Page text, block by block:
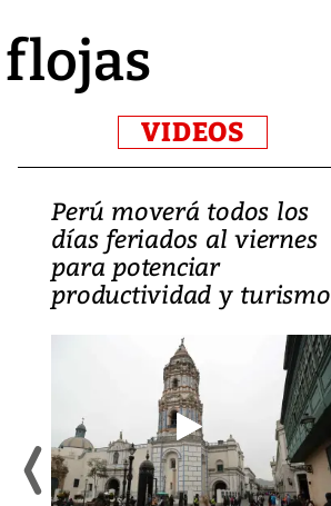
flojas
VIDEOS
Perú moverá todos los
días feriados al viernes
para potenciar
productividad y turismo